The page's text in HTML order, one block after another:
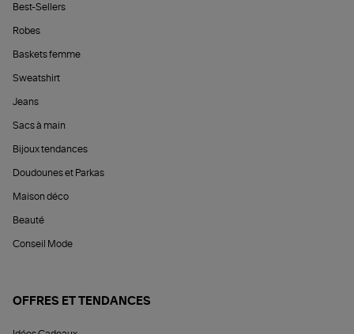
Best-Sellers
Robes
Baskets femme
Sweatshirt
Jeans
Sacs à main
Bijoux tendances
Doudounes et Parkas
Maison déco
Beauté
Conseil Mode
OFFRES ET TENDANCES